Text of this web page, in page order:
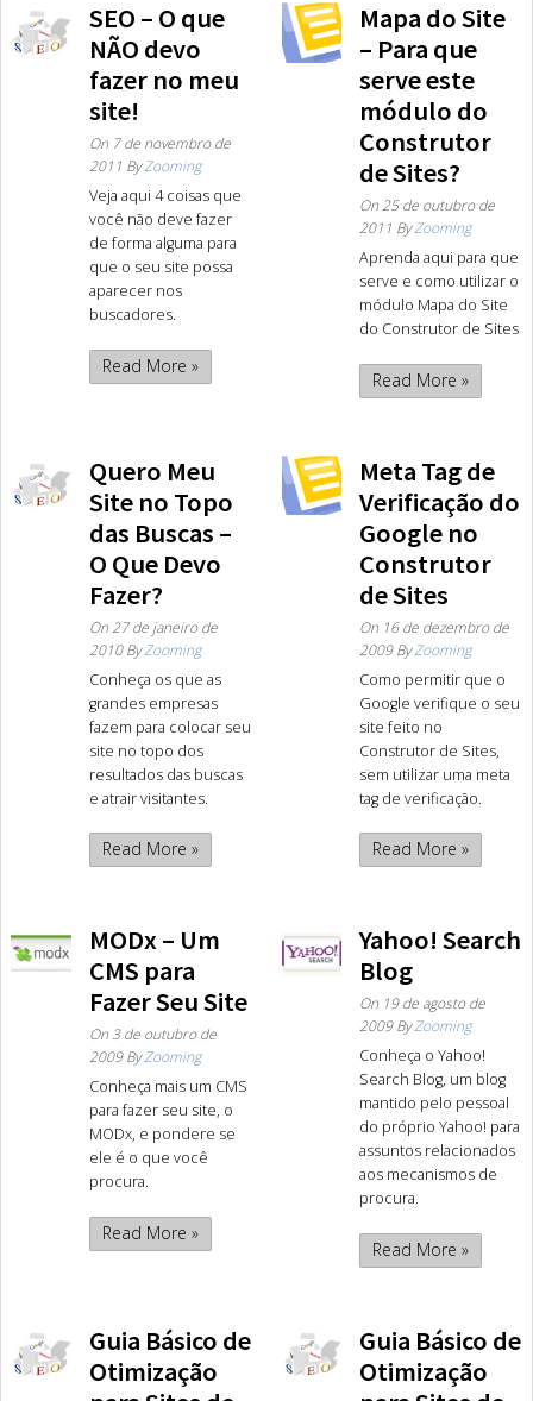
SEO – O que
NÃO devo
fazer no meu
site!
On 7 de novembro de
2011 ByZooming
Veja aqui 4 coisas que
você não deve fazer
de forma alguma para
que o seu site possa
aparecer nos
buscadores.
Read More »
Mapa do Site
– Para que
serve este
módulo do
Construtor
de Sites?
On 25 de outubro de
2011 ByZooming
Aprenda aqui para que
serve e como utilizar o
módulo Mapa do Site
do Construtor de Sites
Read More »
Quero Meu
Site no Topo
das Buscas –
O Que Devo
Fazer?
On 27 de janeiro de
2010ByZooming
Conheça os que as
grandes empresas
fazem para colocar seu
site no topo dos
resultados das buscas
e atrair visitantes.
Read More »
Meta Tag de
Verificação do
Google no
Construtor
de Sites
On 16 de dezembro de
2009ByZooming
Como permitir que o
Google verifique o seu
site feito no
Construtor de Sites,
sem utilizar uma meta
tag de verificação.
Read More »
MODx – Um
CMS para
Fazer Seu Site
On 3 de outubro de
2009ByZooming
Conheça mais um CMS
para fazer seu site, o
MODx, e pondere se
ele é o que você
procura.
Read More »
Yahoo! Search
Blog
On 19 de agosto de
2009ByZooming
Conheça o Yahoo!
Search Blog, um blog
mantido pelo pessoal
do próprio Yahoo! para
assuntos relacionados
aos mecanismos de
procura.
Read More »
Guia Básico de
Otimização
Guia Básico de
Otimização